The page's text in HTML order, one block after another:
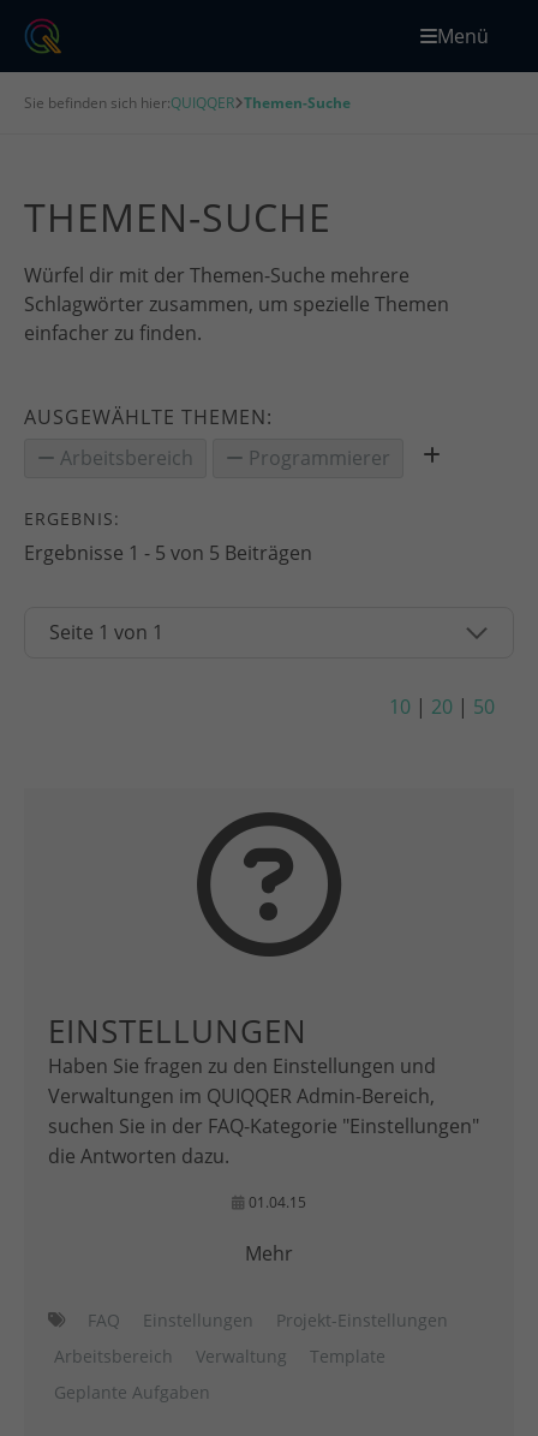
Menü
Sie befinden sich hier:QUIQQER Themen-Suche
THEMEN-SUCHE
Würfel dir mit der Themen-Suche mehrere
Schlagwörter zusammen, um spezielle Themen
einfacher zu finden.
AUSGEWÄHLTE THEMEN:
Arbeitsbereich
Programmierer
ERGEBNIS:
Ergebnisse 1 - 5 von 5 Beiträgen
10 | 20 | 50
EINSTELLUNGEN
Haben Sie fragen zu den Einstellungen und
Verwaltungen im QUIQQER Admin-Bereich,
suchen Sie in der FAQ-Kategorie "Einstellungen"
die Antworten dazu.
01.04.15
Mehr
FAQ Einstellungen
Projekt-Einstellungen
Arbeitsbereich
Verwaltung
Template
Geplante Aufgaben